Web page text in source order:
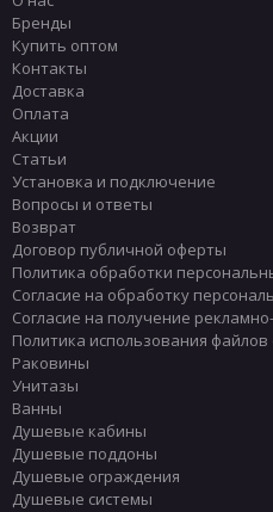
Бренды
Купить оптом
Контакты
Доставка
Оплата
Акции
Статьи
Установка и подключение
Вопросы и ответы
Возврат
Договор публичной оферты
Политика обработки
Согласие на обработку
Согласие на получение
Политика использования файлов
Раковины
Унитазы
Ванны
Душевые кабины
Душевые поддоны
Душевые ограждения
Душевые системы